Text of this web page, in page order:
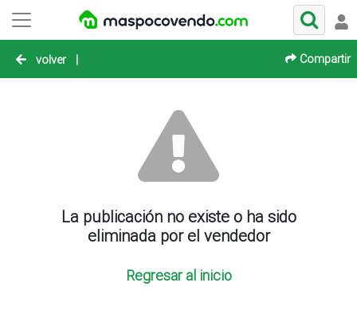
volver | Compartir
La publicación no existe o ha sido
eliminada por el vendedor
Regresar al inicio